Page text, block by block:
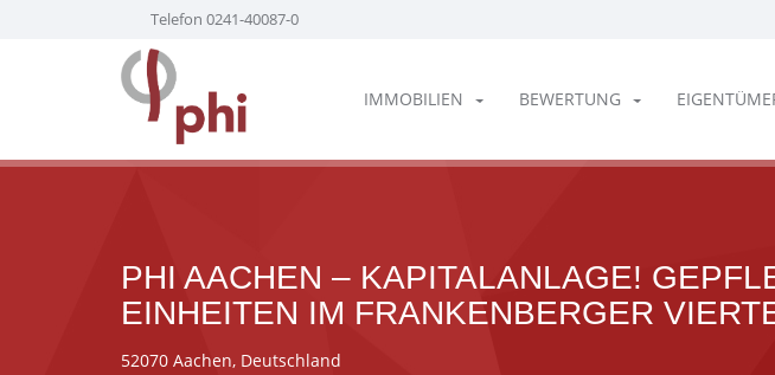
Telefon 0241-40087-0
IMMOBILIEN BEWERTUNG
PHI AACHEN – KAPITALANLAGE!
EINHEITEN IM FRANKENBERGER
52070 Aachen, Deutschland